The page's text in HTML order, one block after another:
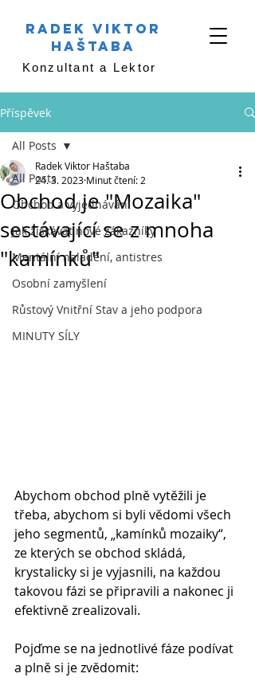
RADEK VIKTOR
HAŠTABA
Konzultant a Lektor
Příspěvek
All Posts
Obchod a vyjednávání
Jak získávat nové zákazníky
Mentální naladění, antistres
Osobní zamyšlení
Růstový Vnitřní Stav a jeho podpora
MINUTY SÍLY
All Posts
Obchod je "Mozaika"
sestávající se z mnoha
"kamínků"
Radek Viktor Haštaba
24. 3. 2023 Minut čtení: 2
Abychom obchod plně vytěžili je
třeba, abychom si byli vědomi všech
jeho segmentů, „kamínků mozaiky“,
ze kterých se obchod skládá,
krystalicky si je vyjasnili, na každou
takovou fázi se připravili a nakonec ji
efektivně zrealizovali.
Pojďme se na jednotlivé fáze podívat
a plně si je zvědomit: